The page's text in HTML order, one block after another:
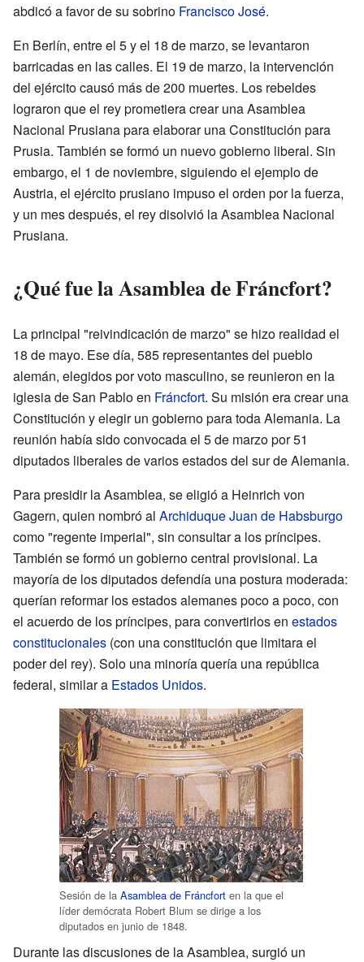
abdicó a favor de su sobrino Francisco José.
En Berlín, entre el 5 y el 18 de marzo, se levantaron
barricadas en las calles. El 19 de marzo, la intervención
del ejército causó más de 200 muertes. Los rebeldes
lograron que el rey prometiera crear una Asamblea
Nacional Prusiana para elaborar una Constitución para
Prusia. También se formó un nuevo gobierno liberal. Sin
embargo, el 1 de noviembre, siguiendo el ejemplo de
Austria, el ejército prusiano impuso el orden por la fuerza,
y un mes después, el rey disolvió la Asamblea Nacional
Prusiana.
¿Qué fue la Asamblea de Fráncfort?
La principal "reivindicación de marzo" se hizo realidad el
18 de mayo. Ese día, 585 representantes del pueblo
alemán, elegidos por voto masculino, se reunieron en la
iglesia de San Pablo en Fráncfort. Su misión era crear una
Constitución y elegir un gobierno para toda Alemania. La
reunión había sido convocada el 5 de marzo por 51
diputados liberales de varios estados del sur de Alemania.
Para presidir la Asamblea, se eligió a Heinrich von
Gagern, quien nombró al Archiduque Juan de Habsburgo
como "regente imperial", sin consultar a los príncipes.
También se formó un gobierno central provisional. La
mayoría de los diputados defendía una postura moderada:
querían reformar los estados alemanes poco a poco, con
el acuerdo de los príncipes, para convertirlos en estados
constitucionales (con una constitución que limitara el
poder del rey). Solo una minoría quería una república
federal, similar a Estados Unidos.
Sesión de la Asamblea de Fráncfort en la que el
líder demócrata Robert Blum se dirige a los
diputados en junio de 1848.
Durante las discusiones de la Asamblea, surgió un